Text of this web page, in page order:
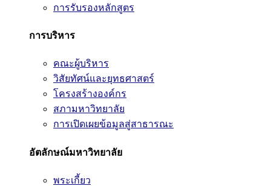
การรับรองหลักสูตร
การบริหาร
คณะผู้บริหาร
วิสัยทัศน์และยุทธศาสตร์
โครงสร้างองค์กร
สภามหาวิทยาลัย
การเปิดเผยข้อมูลสู่สาธารณะ
อัตลักษณ์มหาวิทยาลัย
พระเกี้ยว